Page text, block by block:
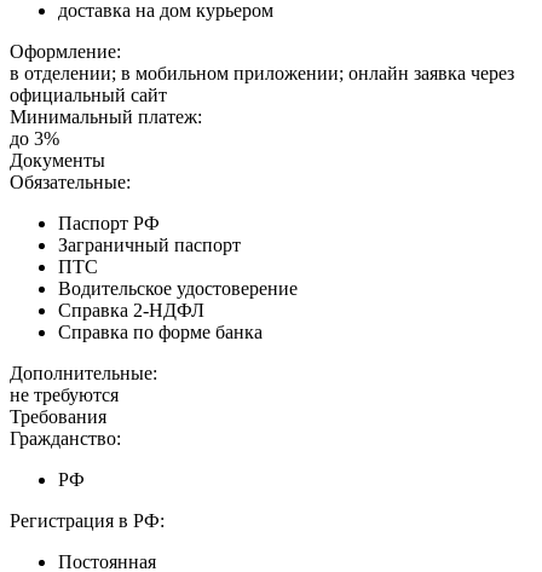
доставка на дом курьером
Оформление:
в отделении; в мобильном приложении; онлайн заявка через
официальный сайт
Минимальный платеж:
до 3%
Документы
Обязательные:
Паспорт РФ
Заграничный паспорт
ПТС
Водительское удостоверение
Справка 2-НДФЛ
Справка по форме банка
Дополнительные:
не требуются
Требования
Гражданство:
РФ
Регистрация в РФ:
Постоянная